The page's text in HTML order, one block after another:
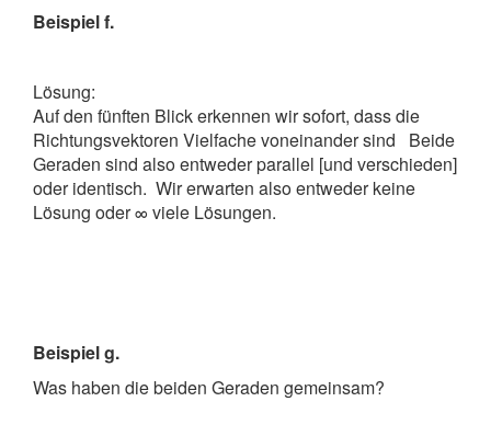
Beispiel f.
Lösung:
Auf den fünften Blick erkennen wir sofort, dass die
Richtungsvektoren Vielfache voneinander sind
Beide
Geraden sind also entweder parallel [und verschieden]
oder identisch. Wir erwarten also entweder keine
Lösung oder ∞ viele Lösungen.
Beispiel g.
Was haben die beiden Geraden gemeinsam?